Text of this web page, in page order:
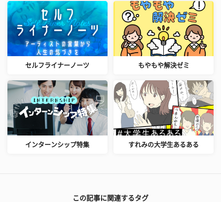
セルフライナーノーツ もやもや解決ゼミ
インターンシップ特集 すれみの大学生あるある
この記事に関連するタグ